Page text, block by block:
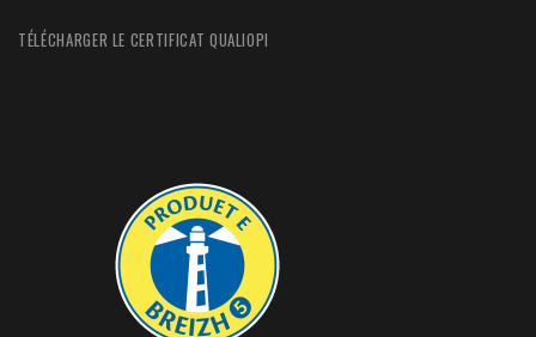
TÉLÉCHARGER LE CERTIFICAT QUALIOPI